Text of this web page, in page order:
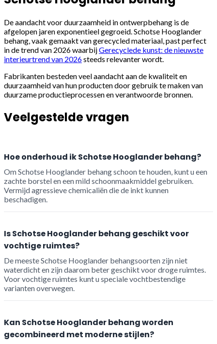
De aandacht voor duurzaamheid in ontwerpbehang is de
afgelopen jaren exponentieel gegroeid. Schotse Hooglander
behang, vaak gemaakt van gerecycled materiaal, past perfect
in de trend van 2026 waarbijGerecyclede kunst: de nieuwste
interieurtrend van 2026steeds relevanter wordt.
Fabrikanten besteden veel aandacht aan de kwaliteit en
duurzaamheid van hun producten door gebruik te maken van
duurzame productieprocessen en verantwoorde bronnen.
Veelgestelde vragen
Hoe onderhoud ik Schotse Hooglander behang?
Om Schotse Hooglander behang schoon te houden, kunt u een
zachte borstel en een mild schoonmaakmiddel gebruiken.
Vermijd agressieve chemicaliën die de inkt kunnen
beschadigen.
Is Schotse Hooglander behang geschikt voor
vochtige ruimtes?
De meeste Schotse Hooglander behangsoorten zijn niet
waterdicht en zijn daarom beter geschikt voor droge ruimtes.
Voor vochtige ruimtes kunt u speciale vochtbestendige
varianten overwegen.
Kan Schotse Hooglander behang worden
gecombineerd met moderne stijlen?